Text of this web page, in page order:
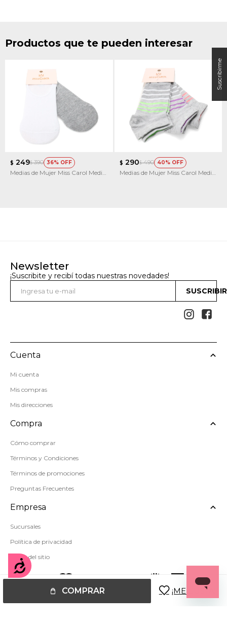
Accesibilidad
COMPRAR
Productos que te pueden interesar
$ 249$ 390 36
Medias de Mujer Miss Carol Media
$ 290$ 490 40
Medias de Mujer Miss Carol Media
Newsletter
¡Suscribite y recibí todas nuestras novedades!
 
Cuenta
Mi cuenta
Mis compras
Mis direcciones
Compra
Cómo comprar
Términos y Condiciones
Términos de promociones
Preguntas Frecuentes
Empresa
Sucursales
Política de privacidad
Mapa del sitio